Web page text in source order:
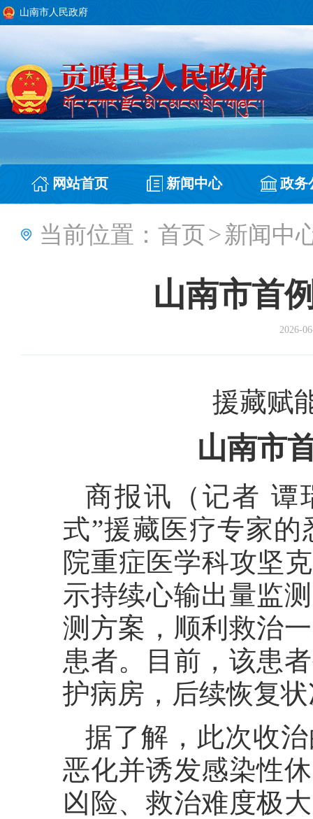
山南市人民政府
网站首页 新闻中心 政务
当前位置： 首页>新闻中
山南市首
2026-
援藏赋
山南市
商报讯（记者 谭
式”援藏医疗专家
院重症医学科攻坚
示持续心输出量监
测方案，顺利救治
患者。目前，该患
护病房，后续恢复
据了解，此次收
恶化并诱发感染性
凶险、救治难度极